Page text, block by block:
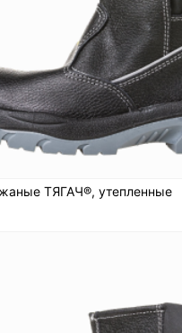
ТЯГАЧ®, утепленные